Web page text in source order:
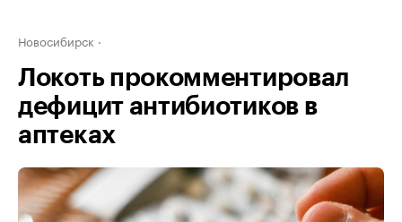
Новосибирск
Локоть прокомментировал
дефицит антибиотиков в
аптеках